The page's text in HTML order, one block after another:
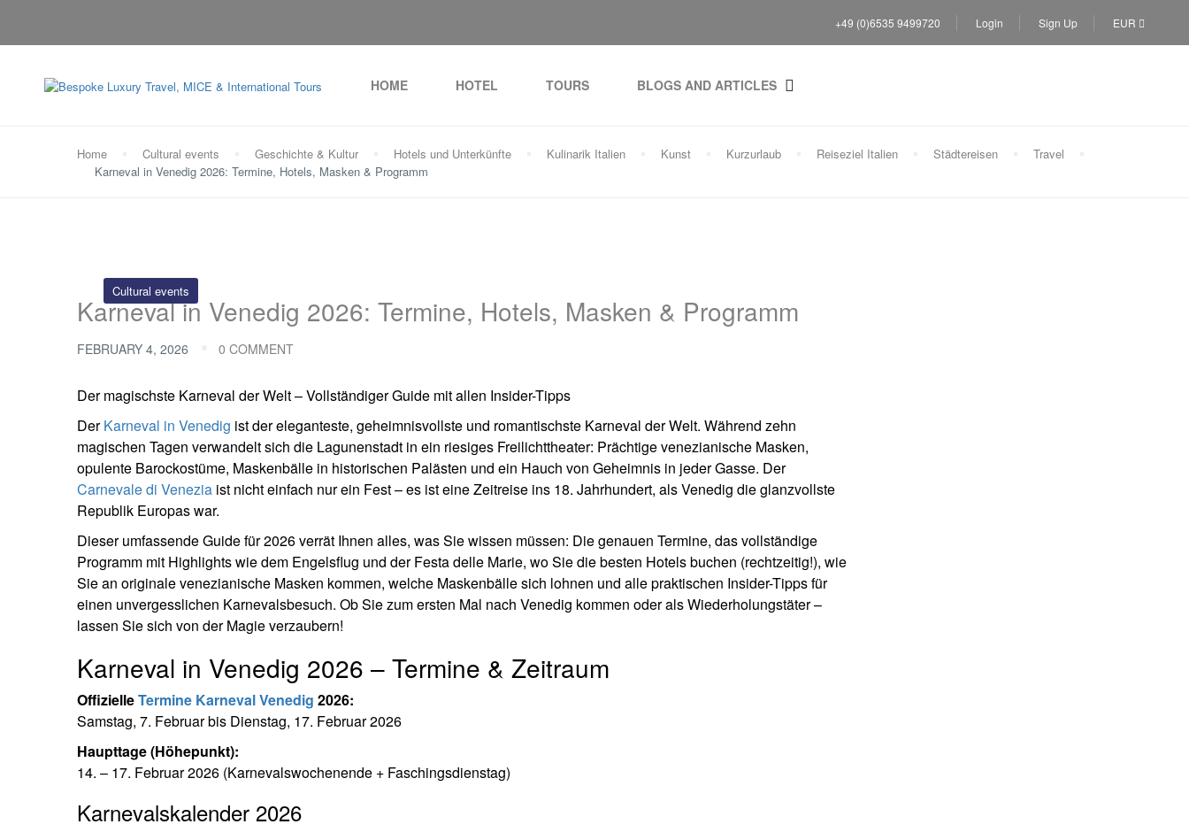
+49 (0)6535 9499720 Login Sign Up EUR
HOME HOTEL TOURS BLOGS AND ARTICLES
Home Cultural events Geschichte & Kultur Hotels und Unterkünfte Kulinarik Italien Kunst Kurzurlaub Reiseziel Italien Städtereisen
Travel
Karneval in Venedig 2026: Termine, Hotels, Masken & Programm
Cultural events
Karneval in Venedig 2026: Termine, Hotels, Masken & Programm
FEBRUARY 4, 2026 0 COMMENT
Der magischste Karneval der Welt – Vollständiger Guide mit allen Insider-Tipps
DerKarneval in Venedig ist der eleganteste, geheimnisvollste und romantischste Karneval der Welt. Während zehn
magischen Tagen verwandelt sich die Lagunenstadt in ein riesiges Freilichttheater: Prächtige venezianische Masken,
opulente Barockostüme, Maskenbälle in historischen Palästen und ein Hauch von Geheimnis in jeder Gasse. Der
Carnevale di Venezia ist nicht einfach nur ein Fest – es ist eine Zeitreise ins 18. Jahrhundert, als Venedig die glanzvollste
Republik Europas war.
Dieser umfassende Guide für 2026 verrät Ihnen alles, was Sie wissen müssen: Die genauen Termine, das vollständige
Programm mit Highlights wie dem Engelsflug und der Festa delle Marie, wo Sie die besten Hotels buchen (rechtzeitig!), wie
Sie an originale venezianische Masken kommen, welche Maskenbälle sich lohnen und alle praktischen Insider-Tipps für
einen unvergesslichen Karnevalsbesuch. Ob Sie zum ersten Mal nach Venedig kommen oder als Wiederholungstäter –
lassen Sie sich von der Magie verzaubern!
Karneval in Venedig 2026 – Termine & Zeitraum
OffizielleTermine Karneval Venedig 2026:
Samstag, 7. Februar bis Dienstag, 17. Februar 2026
Haupttage (Höhepunkt):
14. – 17. Februar 2026 (Karnevalswochenende + Faschingsdienstag)
Karnevalskalender 2026